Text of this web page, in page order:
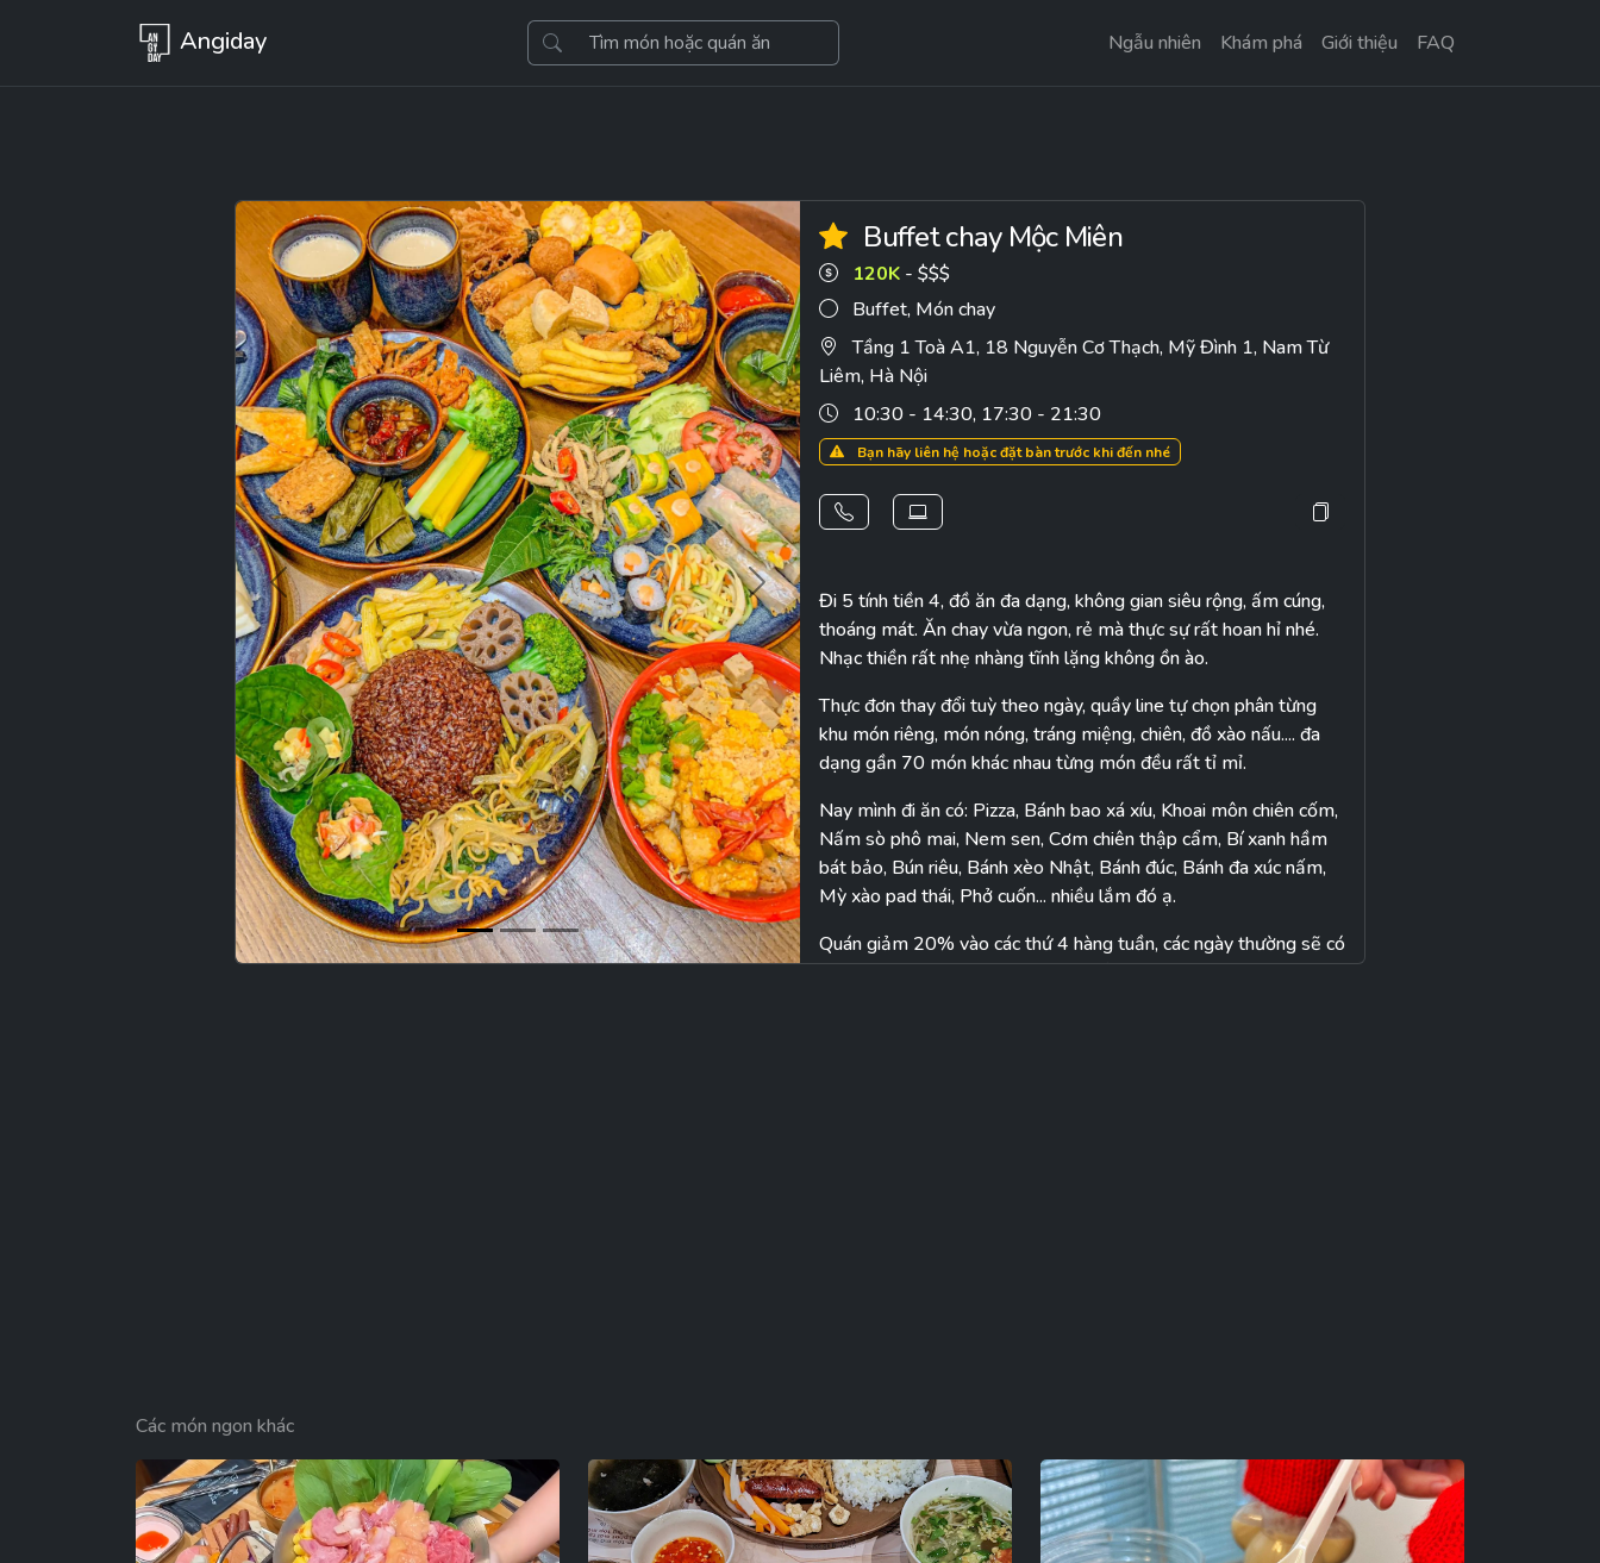
Angiday Ngẫu nhiên Khám phá Giới thiệu FAQ
Previous Next
Buffet chay Mộc Miên
120K - $$$
Buffet, Món chay
Tầng 1 Toà A1, 18 Nguyễn Cơ Thạch, Mỹ Đình 1, Nam Từ
Liêm, Hà Nội
10:30 - 14:30, 17:30 - 21:30
Bạn hãy liên hệ hoặc đặt bàn trước khi đến nhé
Đi 5 tính tiền 4, đồ ăn đa dạng, không gian siêu rộng, ấm cúng,
thoáng mát. Ăn chay vừa ngon, rẻ mà thực sự rất hoan hỉ nhé.
Nhạc thiền rất nhẹ nhàng tĩnh lặng không ồn ào.
Thực đơn thay đổi tuỳ theo ngày, quầy line tự chọn phân từng
khu món riêng, món nóng, tráng miệng, chiên, đồ xào nấu.... đa
dạng gần 70 món khác nhau từng món đều rất tỉ mỉ.
Nay mình đi ăn có: Pizza, Bánh bao xá xíu, Khoai môn chiên cốm,
Nấm sò phô mai, Nem sen, Cơm chiên thập cẩm, Bí xanh hầm
bát bảo, Bún riêu, Bánh xèo Nhật, Bánh đúc, Bánh đa xúc nấm,
Mỳ xào pad thái, Phở cuốn... nhiều lắm đó ạ.
Quán giảm 20% vào các thứ 4 hàng tuần, các ngày thường sẽ có
chương trình đi 5 tặng 1 (trừ ngày rằm và mùng 1)
Các món ngon khác